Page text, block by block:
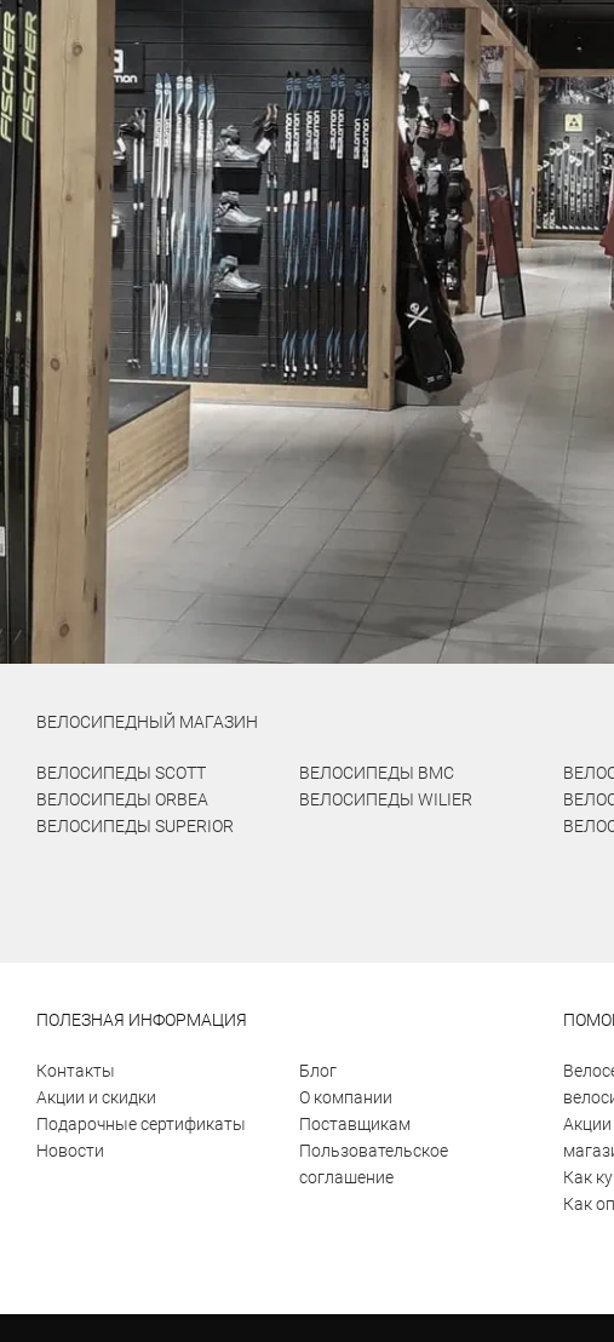
ВЕЛОСИПЕДНЫЙ МАГАЗИН
ВЕЛОСИПЕДЫ SCOTT
ВЕЛОСИПЕДЫ ORBEA
ВЕЛОСИПЕДЫ SUPERIOR
ВЕЛОСИПЕДЫ BMC
ВЕЛОСИПЕДЫ WILIER
ПОЛЕЗНАЯ ИНФОРМАЦИЯ
Контакты
Акции и скидки
Подарочные сертификаты
Новости
Блог
О компании
Поставщикам
Пользовательское
соглашение
Как
Как